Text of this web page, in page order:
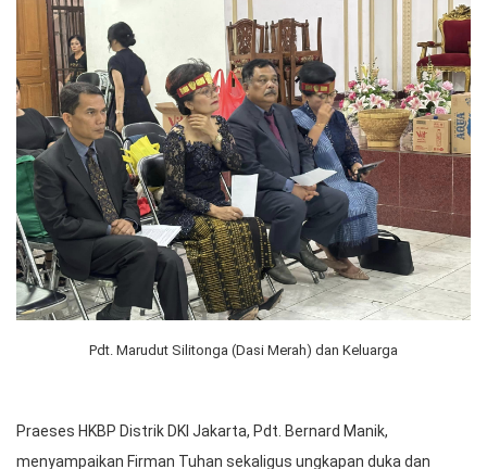
Pdt. Marudut Silitonga (Dasi Merah) dan Keluarga
Praeses HKBP Distrik DKI Jakarta, Pdt. Bernard Manik,
menyampaikan Firman Tuhan sekaligus ungkapan duka dan